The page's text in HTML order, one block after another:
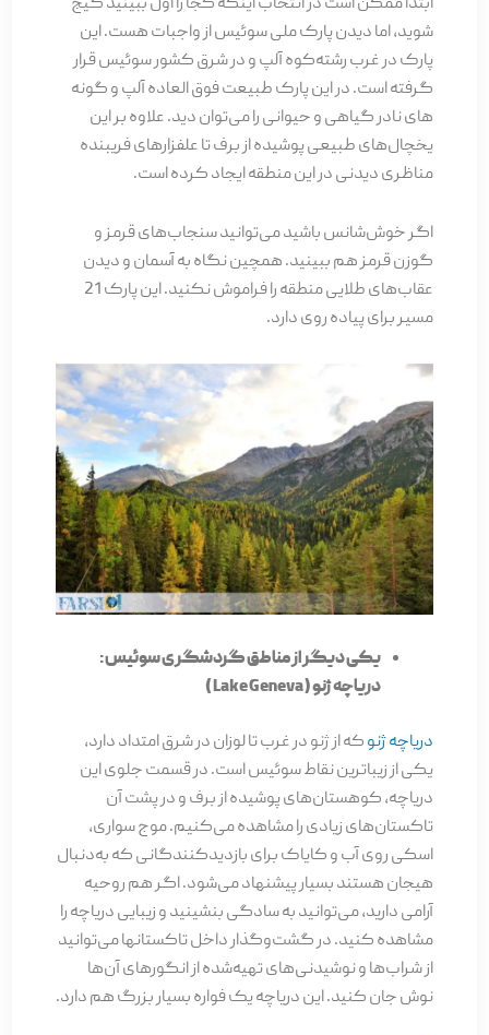
شوید، اما دیدن پارک ملی سوئیس از واجبات هست. این
پارک در غرب رشته‌کوه آلپ و در شرق کشور سوئیس قرار
گرفته است. در این پارک طبیعت فوق العاده آلپ و گونه­‌
های نادر گیاهی و حیوانی را می­‌توان دید. علاوه بر این
یخچال­‌های طبیعی پوشیده از برف تا علفزارهای فریبنده
مناظری دیدنی در این منطقه ایجاد کرده است.
اگر خوش‌شانس باشید می­‌توانید سنجاب­‌های قرمز و
گوزن قرمز هم ببینید. همچین نگاه به آسمان و دیدن
عقاب­‌های طلایی منطقه را فراموش نکنید. این پارک 21
مسیر برای پیاده روی دارد.
یکی دیگر از مناطق گردشگری سوئیس:
دریاچه ژنو ( Lake Geneva )
دریاچه ژنوکه از ژنو در غرب تا لوزان در شرق امتداد دارد،
یکی از زیباترین نقاط سوئیس است. در قسمت جلوی این
دریاچه، کوهستان­‌های پوشیده از برف و در پشت آن
تاکستان­‌های زیادی را مشاهده می­‌کنیم. موج سواری،
اسکی روی آب و کایاک برای بازدیدکنندگانی که به‌دنبال
هیجان هستند بسیار پیشنهاد می‌شود. اگر هم روحیه
آرامی دارید، می‌توانید به سادگی بنشینید و زیبایی دریاچه را
مشاهده کنید. در گشت‌وگذار داخل تاکستان­ها می­‌توانید
از شراب‌ها و نوشیدنی‌های تهیه‌شده از انگورهای آن‌ها
نوش جان کنید. این دریاچه یک فواره بسیار بزرگ هم دارد.